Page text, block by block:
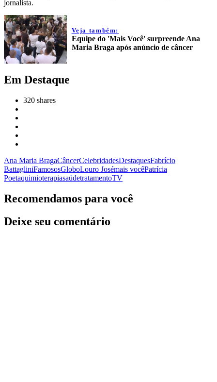
jornalista.
Veja também:
Equipe do 'Mais Você' surpreende Ana
Maria Braga após anúncio de câncer
Em Destaque
320 shares
Ana Maria BragaCâncerCelebridadesDestaquesFabrício
BattagliniFamososGloboLouro Josémais vocêPatrícia
PoetaquimioterapiasaúdetratamentoTV
Recomendamos para você
Deixe seu comentário